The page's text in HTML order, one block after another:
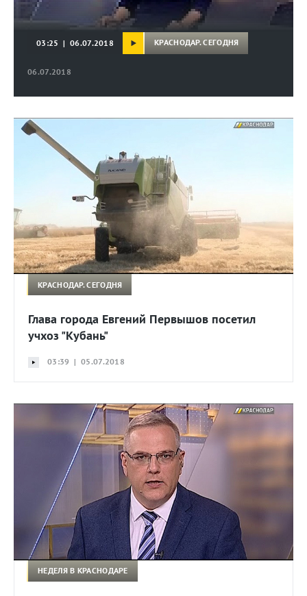
06.07.2018
03:25 | 06.07.2018 КРАСНОДАР. СЕГОДНЯ
КРАСНОДАР. СЕГОДНЯ
Глава города Евгений Первышов посетил
учхоз "Кубань"
03:39 | 05.07.2018
НЕДЕЛЯ В КРАСНОДАРЕ